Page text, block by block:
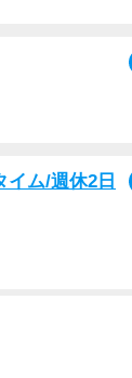
したことを、
くださり本当
ほんまに救世
ム/週休2日